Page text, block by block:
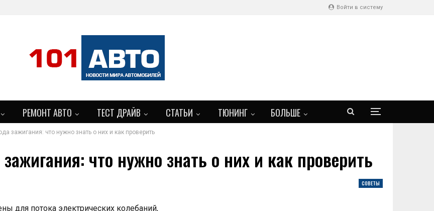
Войти в систему
РЕМОНТ АВТО ТЕСТ ДРАЙВ СТАТЬИ ТЮНИНГ БОЛЬШЕ
зажигания: что нужно знать о них и как проверить
что нужно знать о них и как проверить
СОВЕТЫ
для потока электрических колебаний,